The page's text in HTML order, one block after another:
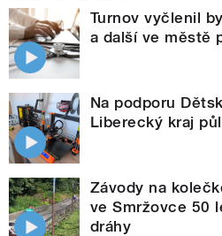
Turnov vyčlenil
a další ve městě
Na podporu
Liberecký kraj
Závody na
ve Smržovce 50
dráhy